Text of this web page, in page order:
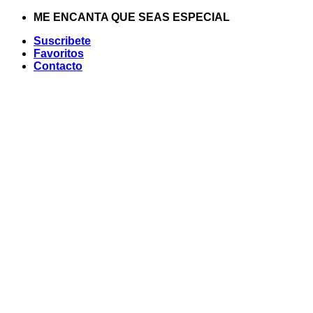
Saltar
contenido
ME ENCANTA QUE SEAS ESPECIAL
Suscribete
Favoritos
Contacto